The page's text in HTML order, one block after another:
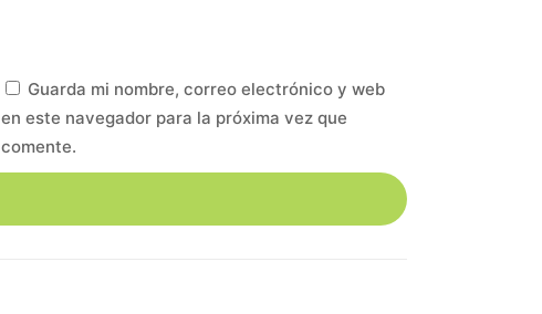
Guarda mi nombre, correo electrónico y web
en este navegador para la próxima vez que
comente.